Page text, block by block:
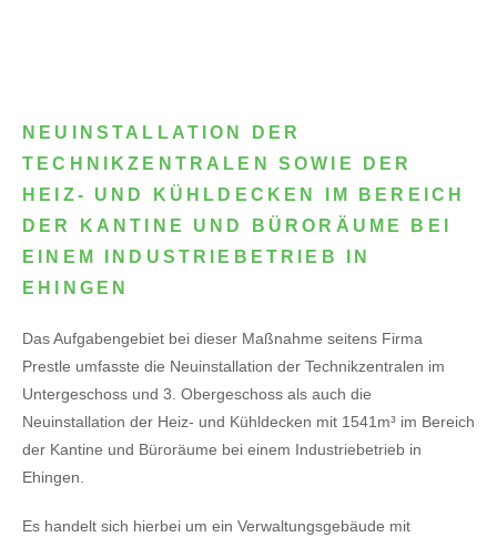
NEUINSTALLATION DER
TECHNIKZENTRALEN SOWIE DER
HEIZ- UND KÜHLDECKEN IM BEREICH
DER KANTINE UND BÜRORÄUME BEI
EINEM INDUSTRIEBETRIEB IN
EHINGEN
Das Aufgabengebiet bei dieser Maßnahme seitens Firma
Prestle umfasste die Neuinstallation der Technikzentralen im
Untergeschoss und 3. Obergeschoss als auch die
Neuinstallation der Heiz- und Kühldecken mit 1541m³ im Bereich
der Kantine und Büroräume bei einem Industriebetrieb in
Ehingen.
Es handelt sich hierbei um ein Verwaltungsgebäude mit